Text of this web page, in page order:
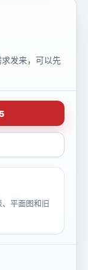
发来，可以先
平面图和旧